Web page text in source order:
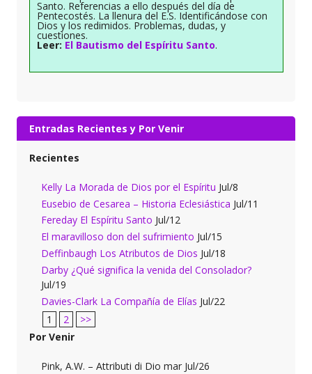
Santo. Referencias a ello después del día de
Pentecostés. La llenura del E.S. Identificándose con
Dios y los redimidos. Problemas, dudas, y
cuestiones.
Leer: El Bautismo del Espíritu Santo.
Entradas Recientes y Por Venir
Recientes
Kelly La Morada de Dios por el Espíritu Jul/8
Eusebio de Cesarea – Historia Eclesiástica Jul/11
Fereday El Espíritu Santo Jul/12
El maravilloso don del sufrimiento Jul/15
Deffinbaugh Los Atributos de Dios Jul/18
Darby ¿Qué significa la venida del Consolador?
Jul/19
Davies-Clark La Compañía de Elías Jul/22
1
2
>>
Por Venir
Pink, A.W. – Attributi di Dio mar Jul/26